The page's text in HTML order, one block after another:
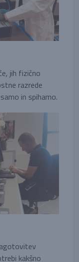
jih fizično
razrede
in spihamo.
kakšno